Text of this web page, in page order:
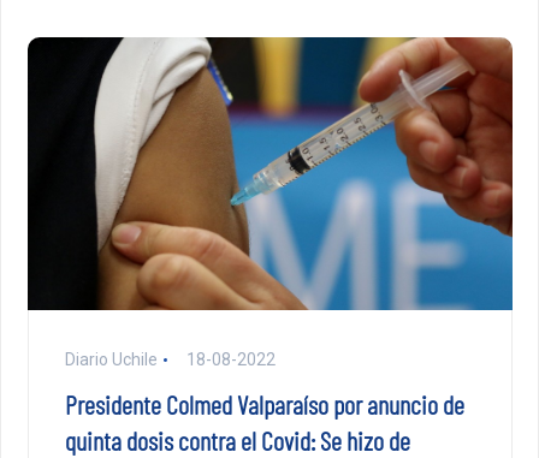
Diario Uchile 18-08-2022
Presidente Colmed Valparaíso por anuncio de
quinta dosis contra el Covid: Se hizo de